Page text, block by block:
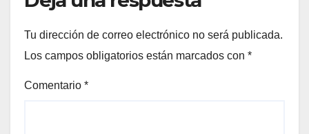
Tu dirección de correo electrónico no será publicada.
Los campos obligatorios están marcados con *
Comentario *